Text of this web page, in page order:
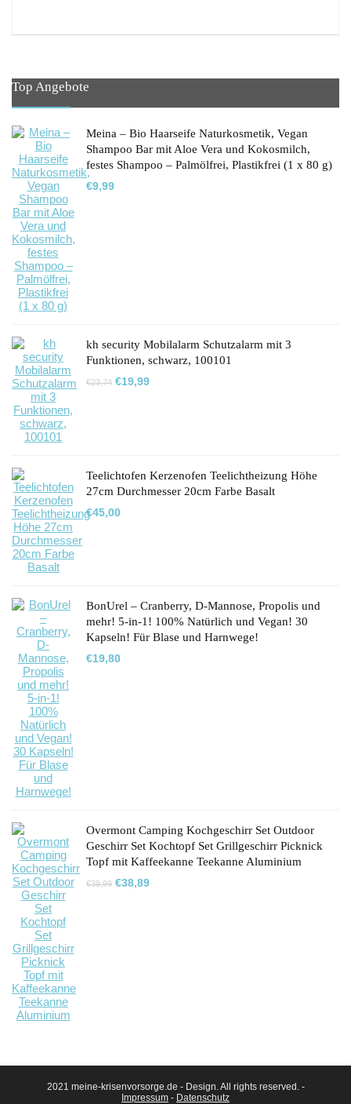
Top Angebote
Meina – Bio Haarseife Naturkosmetik, Vegan
Shampoo Bar mit Aloe Vera und Kokosmilch,
festes Shampoo – Palmölfrei, Plastikfrei (1 x 80 g)
€9,99
kh security Mobilalarm Schutzalarm mit 3
Funktionen, schwarz, 100101
€23,74 Ursprünglicher
€19,99Aktueller
Teelichtofen Kerzenofen Teelichtheizung Höhe
27cm Durchmesser 20cm Farbe Basalt
€45,00
BonUrel – Cranberry, D-Mannose, Propolis und
mehr! 5-in-1! 100% Natürlich und Vegan! 30
Kapseln! Für Blase und Harnwege!
€19,80
Overmont Camping Kochgeschirr Set Outdoor
Geschirr Set Kochtopf Set Grillgeschirr Picknick
Topf mit Kaffeekanne Teekanne Aluminium
€39,99 Ursprünglicher
€38,89Aktueller
2021 meine-krisenvorsorge.de - Design. All rights reserved. -
Impressum - Datenschutz